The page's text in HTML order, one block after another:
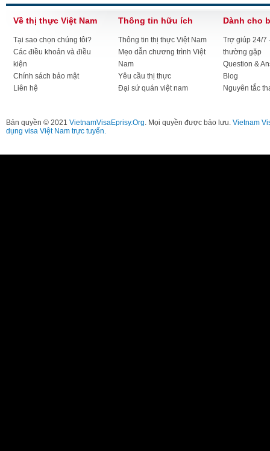
Về thị thực Việt Nam
Tại sao chọn chúng tôi?
Các điều khoản và điều
kiện
Chính sách bảo mật
Liên hệ
Thông tin hữu ích
Thông tin thị thực Việt Nam
Mẹo dẫn chương trình Việt
Nam
Yêu cầu thị thực
Đại sứ quán việt nam
Dành cho
Trợ giúp 24/7
thường gặp
Question &
Blog
Nguyên tắc
Bản quyền © 2021 VietnamVisaEprisy.Org. Mọi quyền được bảo lưu. Vietnam
dụng visa Việt Nam trực tuyến.